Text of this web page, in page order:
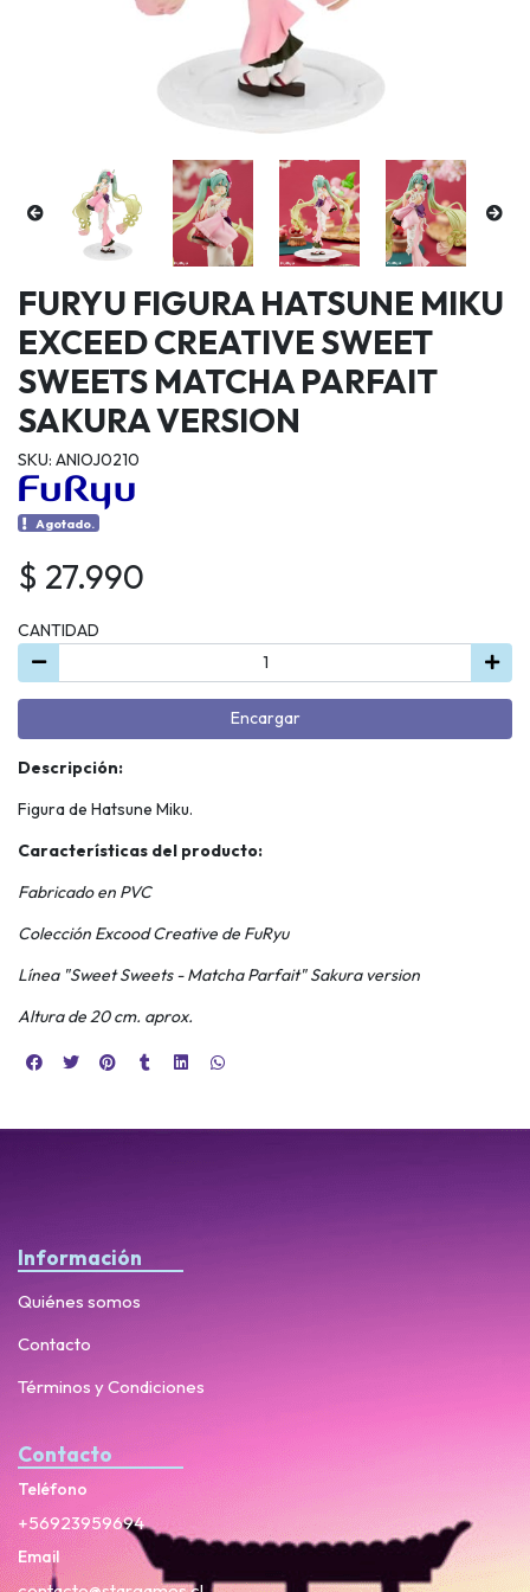
FURYU FIGURA HATSUNE MIKU
EXCEED CREATIVE SWEET
SWEETS MATCHA PARFAIT
SAKURA VERSION
SKU: ANIOJ0210
Agotado.
$ 27.990
CANTIDAD
Encargar
Descripción:
Figura de Hatsune Miku.
Características del producto:
Fabricado en PVC
Colección Excood Creative de FuRyu
Línea "Sweet Sweets - Matcha Parfait" Sakura version
Altura de 20 cm. aprox.
Información
Quiénes somos
Contacto
Términos y Condiciones
Contacto
Teléfono
+56923959694
Email